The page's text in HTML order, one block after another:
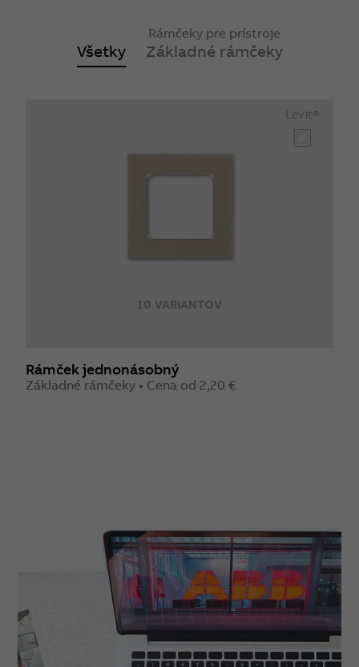
Všetky
Rámčeky pre prístroje
Základné rámčeky
10 VARIANTOV
Levit®
Rámček jednonásobný
Základné rámčeky • Cena od 2,20 €